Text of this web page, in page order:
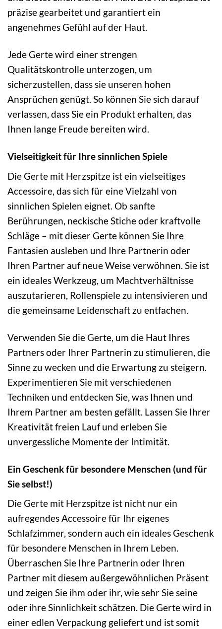
präzise gearbeitet und garantiert ein
angenehmes Gefühl auf der Haut.
Jede Gerte wird einer strengen
Qualitätskontrolle unterzogen, um
sicherzustellen, dass sie unseren hohen
Ansprüchen genügt. So können Sie sich darauf
verlassen, dass Sie ein Produkt erhalten, das
Ihnen lange Freude bereiten wird.
Vielseitigkeit für Ihre sinnlichen Spiele
Die Gerte mit Herzspitze ist ein vielseitiges
Accessoire, das sich für eine Vielzahl von
sinnlichen Spielen eignet. Ob sanfte
Berührungen, neckische Stiche oder kraftvolle
Schläge – mit dieser Gerte können Sie Ihre
Fantasien ausleben und Ihre Partnerin oder
Ihren Partner auf neue Weise verwöhnen. Sie ist
ein ideales Werkzeug, um Machtverhältnisse
auszutarieren, Rollenspiele zu intensivieren und
die gemeinsame Leidenschaft zu entfachen.
Verwenden Sie die Gerte, um die Haut Ihres
Partners oder Ihrer Partnerin zu stimulieren, die
Sinne zu wecken und die Erwartung zu steigern.
Experimentieren Sie mit verschiedenen
Techniken und entdecken Sie, was Ihnen und
Ihrem Partner am besten gefällt. Lassen Sie Ihrer
Kreativität freien Lauf und erleben Sie
unvergessliche Momente der Intimität.
Ein Geschenk für besondere Menschen (und für
Sie selbst!)
Die Gerte mit Herzspitze ist nicht nur ein
aufregendes Accessoire für Ihr eigenes
Schlafzimmer, sondern auch ein ideales Geschenk
für besondere Menschen in Ihrem Leben.
Überraschen Sie Ihre Partnerin oder Ihren
Partner mit diesem außergewöhnlichen Präsent
und zeigen Sie ihm oder ihr, wie sehr Sie seine
oder ihre Sinnlichkeit schätzen. Die Gerte wird in
einer edlen Verpackung geliefert und ist somit